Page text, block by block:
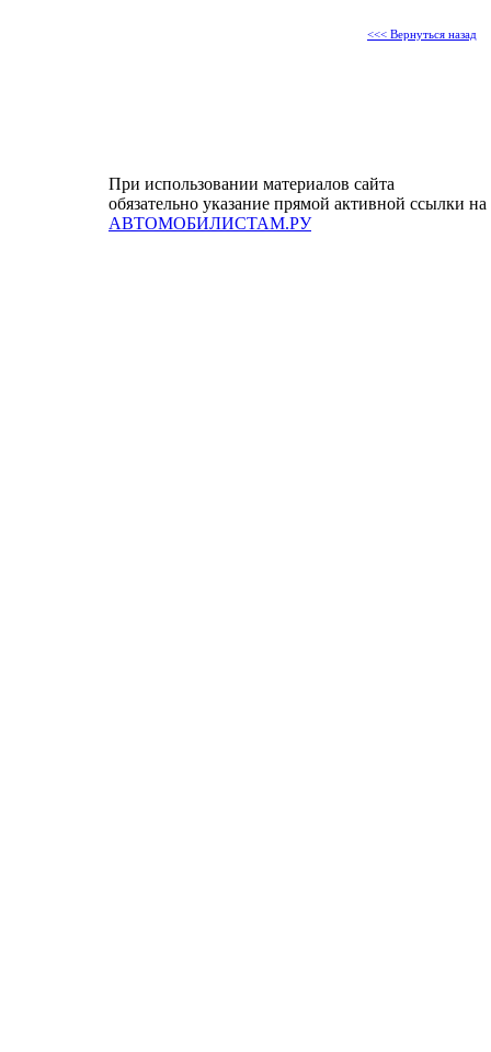
<<< Вернуться назад
При использовании материалов сайта
обязательно указание прямой активной ссылки на
АВТОМОБИЛИСТАМ.РУ